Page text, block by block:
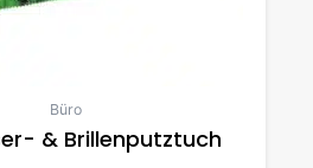
Büro
& Brillenputztuch